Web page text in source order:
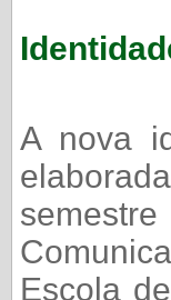
A nova
Escola